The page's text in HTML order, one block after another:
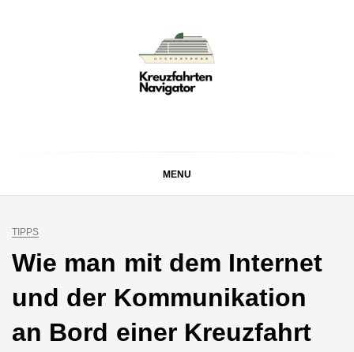
MENU
TIPPS
Wie man mit dem Internet
und der Kommunikation
an Bord einer Kreuzfahrt